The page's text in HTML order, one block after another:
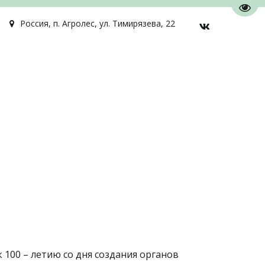
Россия, п. Агролес, ул. Тимирязева, 22
– летию со дня создания органов